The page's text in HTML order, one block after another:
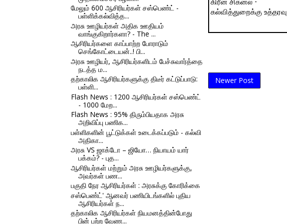
மேலும் 600 ஆசிரியர்கள் சஸ்பெண்ட் -
பள்ளிக்கல்வித்த...
அரசு ஊழியர்கள் அதிக ஊதியம்
வாங்குகிறார்களா? - The ...
ஆசிரியர்களை காப்பாற்ற போராடும்
செங்கோட்டையன்..! பி...
அரசு ஊழியர், ஆசிரியர்களிடம் பேச்சுவார்த்தை
நடத்த ம...
தற்காலிக ஆசிரியர்களுக்கு திடீர் கட்டுப்பாடு:
பள்ளி...
Flash News : 1200 ஆசிரியர்கள் சஸ்பெண்ட்
- 1000 மேற...
Flash News : 95% திரும்பியதாக அரசு
அறிவிப்பு பணிக...
பள்ளிகளின் பூட்டுக்கள் உடைக்கப்படும் - கல்வி
அதிகா...
அரசு VS ஜாக்டோ – ஜியோ… நியாயம் யார்
பக்கம்? - புத...
ஆசிரியர்கள் மற்றும் அரசு ஊழியர்களுக்கு,
அவர்கள் பண...
பகுதி நேர ஆசிரியர்கள் : அரசுக்கு கோரிக்கை
சஸ்பெண்ட்' ஆனவர் பணியிடங்களில் புதிய
ஆசிரியர்கள் ந...
தற்காலிக ஆசிரியர்கள் நியமனத்தின்போது
பின் பற்ற வேண...
கிரீன் சிக்னல் -
கல்வித்துறைக்கு உத்தரவு
Newer Post